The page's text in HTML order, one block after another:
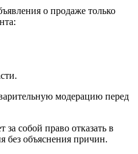
о продаже только
модерацию перед
за собой право отказать в
без объяснения причин.